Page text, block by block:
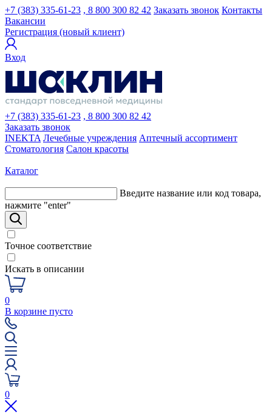
+7 (383) 335-61-23 , 8 800 300 82 42 Заказать звонок Контакты
Вакансии
Регистрация (новый клиент)
Вход
+7 (383) 335-61-23 , 8 800 300 82 42
Заказать звонок
INEKTA Лечебные учреждения Аптечный ассортимент
Стоматология Салон красоты
Каталог
Введите название или код товара,
нажмите "enter"
Точное соответствие
Искать в описании
0
В корзине пусто
0